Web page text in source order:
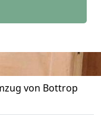
von Bottrop